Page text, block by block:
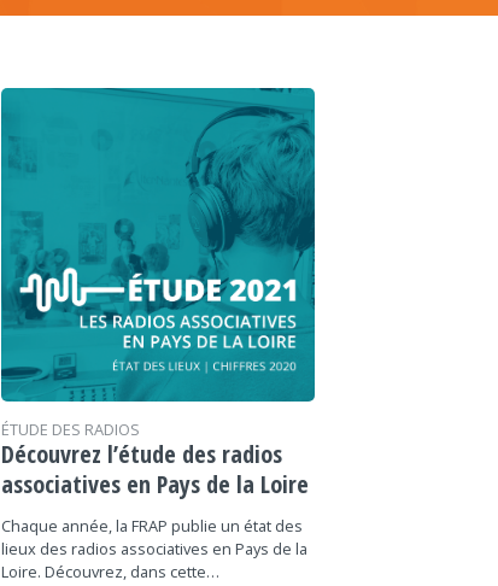
ÉTUDE DES RADIOS
Découvrez l’étude des radios
associatives en Pays de la Loire
Chaque année, la FRAP publie un état des
lieux des radios associatives en Pays de la
Loire. Découvrez, dans cette…